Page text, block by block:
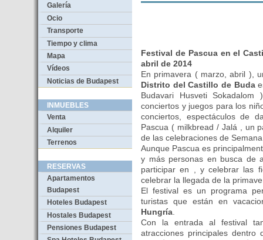
Galería
Ocio
Transporte
Tiempo y clima
Mapa
Vídeos
Noticias de Budapest
INMUEBLES
Venta
Alquiler
Terrenos
RESERVAS
Apartamentos
Budapest
Hoteles Budapest
Hostales Budapest
Pensiones Budapest
Festival de Pascua en el
abril de 2014
En primavera ( marzo, abril ),
Distrito del Castillo de Buda
Budavari Husveti
conciertos y juegos para los
conciertos, espectáculos de
Pascua ( milkbread / Jalá , un
de las celebraciones de
Aunque Pascua es
y más personas en busca de
participar en , y celebrar las
celebrar la llegada de la
El festival es un programa
turistas que están en
Hungría
Con la entrada al festival
atracciones principales